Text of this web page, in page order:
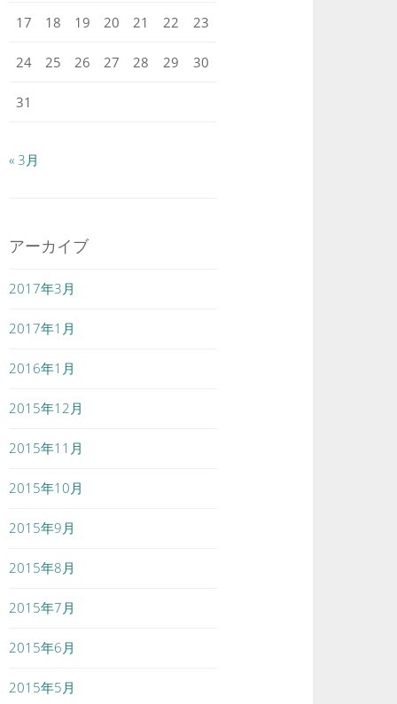
17 18 19 20 21 22 23
24 25 26 27 28 29 30
31
« 3月
アーカイブ
2017年3月
2017年1月
2016年1月
2015年12月
2015年11月
2015年10月
2015年9月
2015年8月
2015年7月
2015年6月
2015年5月